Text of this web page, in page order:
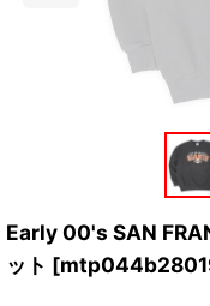
Early 00's SAN
ット [